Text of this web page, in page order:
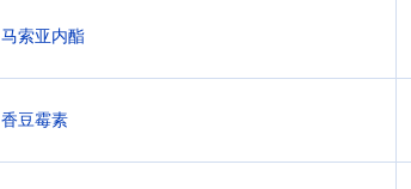
马索亚内酯
香豆霉素